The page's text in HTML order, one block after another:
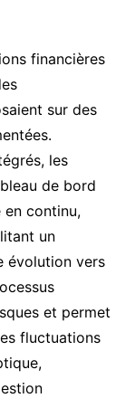
financières
sur des
les
de bord
en continu,
un
évolution vers
et permet
fluctuations